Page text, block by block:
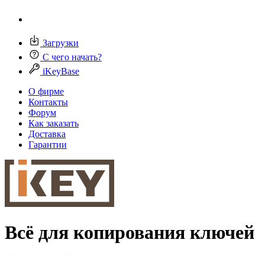
Загрузки
С чего начать?
iKeyBase
О фирме
Контакты
Форум
Как заказать
Доставка
Гарантии
Всё для копирования ключей